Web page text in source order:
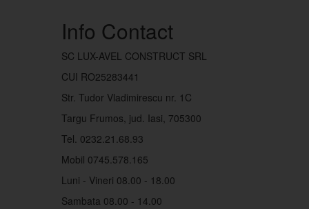
Info Contact
SC LUX-AVEL CONSTRUCT SRL
CUI RO25283441
Str. Tudor Vladimirescu nr. 1C
Targu Frumos, jud. Iasi, 705300
Tel. 0232.21.68.93
Mobil 0745.578.165
Luni - Vineri 08.00 - 18.00
Sambata 08.00 - 14.00